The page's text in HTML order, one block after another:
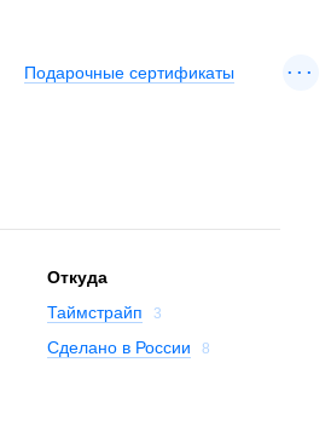
Подарочные сертификаты ...
Откуда
Таймстрайп
3
Сделано в России 8